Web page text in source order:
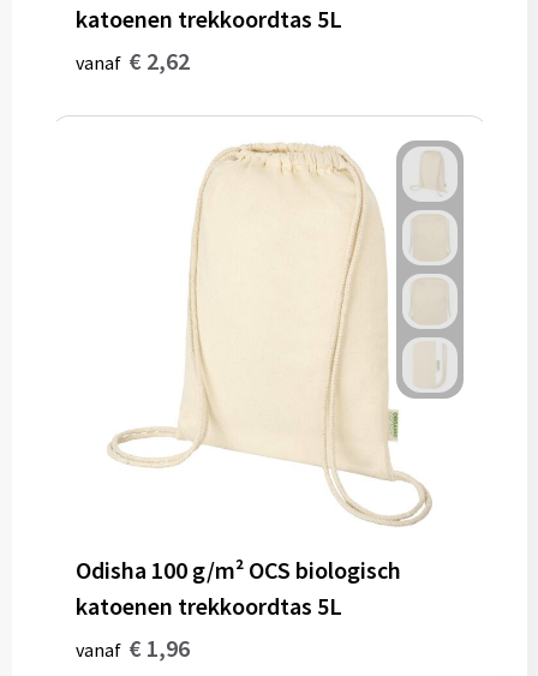
katoenen trekkoordtas 5L
vanaf € 2,62
Odisha 100 g/m² OCS biologisch
katoenen trekkoordtas 5L
vanaf € 1,96